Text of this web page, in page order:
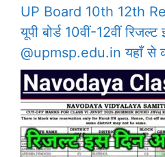
UP Board 10th 12th
यूपी बोर्ड 10वीं-12वीं रिजल्ट
@upmsp.edu.in यहाँ से